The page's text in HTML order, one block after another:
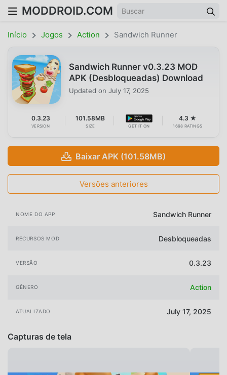
MODDROID.COM
Início Jogos Action Sandwich Runner
Sandwich Runner v0.3.23 MOD
APK (Desbloqueadas) Download
Updated on July 17, 2025
0.3.23
VERSION
101.58MB
SIZE GET IT ON
4.3 ★
1698 RATINGS
Baixar APK (101.58MB)
Versões anteriores
NOME DO APP Sandwich Runner
RECURSOS MOD Desbloqueadas
VERSÃO 0.3.23
GÊNERO Action
ATUALIZADO July 17, 2025
Capturas de tela